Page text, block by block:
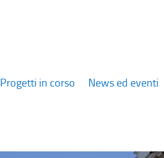
Progetti in corso News ed eventi